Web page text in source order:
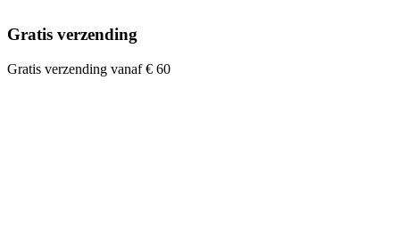
Gratis verzending
Gratis verzending vanaf € 60